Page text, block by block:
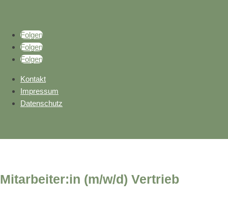
Folgen
Folgen
Folgen
Kontakt
Impressum
Datenschutz
Mitarbeiter:in (m/w/d) Vertrieb